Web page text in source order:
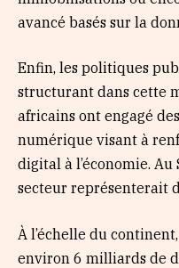
avancé basés sur la
Enfin, les politiques
structurant dans cette
africains ont engagé
numérique visant à
digital à l’économie.
secteur représenterait
À l’échelle du
environ 6 milliards de